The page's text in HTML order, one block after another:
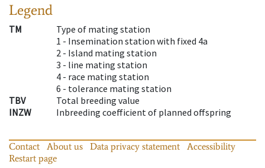
Legend
TM
Type of mating station
1 - Insemination station with fixed 4a
2 - Island mating station
3 - line mating station
4 - race mating station
6 - tolerance mating station
TBV
Total breeding value
INZW
Inbreeding coefficient of planned offspring
Contact About us Data privacy statement
Accessibility
Restart page